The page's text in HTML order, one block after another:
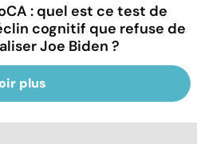
: quel est ce test de
cognitif que refuse de
Joe Biden ?
plus